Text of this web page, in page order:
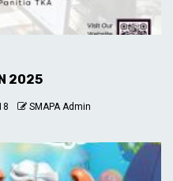
2025
SMAPA Admin